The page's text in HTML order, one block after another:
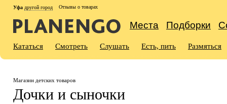
Уфа другой город Отзывы о товарах
Места Подборки
Кататься Смотреть Слушать Есть, пить Размяться
Магазин детских товаров
Дочки и сыночки